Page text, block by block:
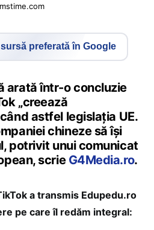
preferată în Google
arată într-o concluzie
„creează
astfel legislația UE.
chineze să își
potrivit unui comunicat
scrie G4Media.ro.
a transmis Edupedu.ro
pe care îl redăm integral: